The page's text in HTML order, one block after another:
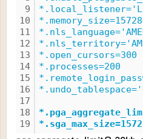
9
10
11
12
13
14
15
16
17
18
19
*.open_cursors=300
*.processes=200